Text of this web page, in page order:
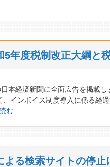
5年度税制改正大綱と
本経済新聞に全面広告を掲載
インボイス制度導入に係る経
む
よる検索サイトの停止